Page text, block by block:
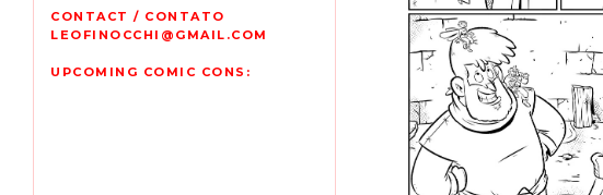
CONTACT / CONTATO
LEOFINOCCHI@GMAIL.COM
UPCOMING COMIC CONS: